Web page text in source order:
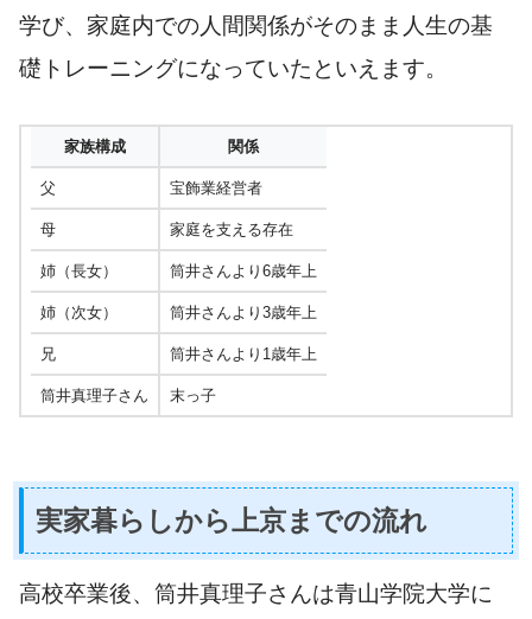
学び、家庭内での人間関係がそのまま人生の基
礎トレーニングになっていたといえます。
家族構成 関係
父 宝飾業経営者
母 家庭を支える存在
姉（長女） 筒井さんより6歳年上
姉（次女） 筒井さんより3歳年上
兄 筒井さんより1歳年上
筒井真理子さん 末っ子
実家暮らしから上京までの流れ
高校卒業後、筒井真理子さんは青山学院大学に